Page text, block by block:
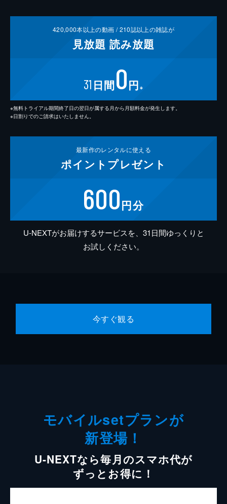
420,000本以上の動画 /210誌以上の雑誌が
見放題 読み放題
31 日間0円 ※
※無料トライアル期間終了日の翌日が属する月から月額料金が発生します。
※日割りでのご請求はいたしません。
最新作のレンタルに使える
ポイント プレゼント
600円分
U-NEXTがお届けするサービスを、31日間ゆっくりと
お試しください。
今すぐ観る
モバイルsetプランが
新登場！
U-NEXTなら毎月のスマホ代が
ずっとお得に！